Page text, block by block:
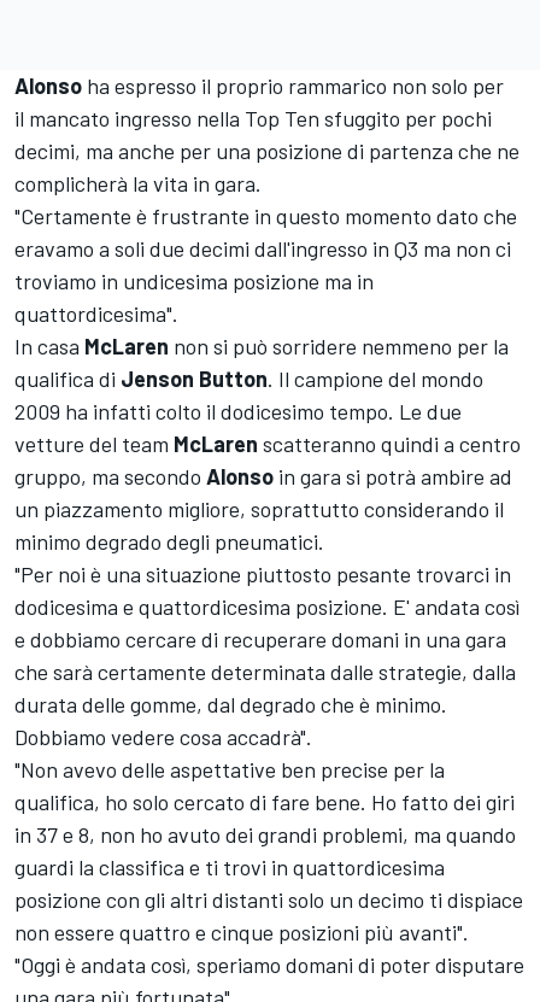
Alonso ha espresso il proprio rammarico non solo per
il mancato ingresso nella Top Ten sfuggito per pochi
decimi, ma anche per una posizione di partenza che ne
complicherà la vita in gara.
"Certamente è frustrante in questo momento dato che
eravamo a soli due decimi dall'ingresso in Q3 ma non ci
troviamo in undicesima posizione ma in
quattordicesima".
In casa McLaren non si può sorridere nemmeno per la
qualifica di Jenson Button. Il campione del mondo
2009 ha infatti colto il dodicesimo tempo. Le due
vetture del team McLaren scatteranno quindi a centro
gruppo, ma secondo Alonso in gara si potrà ambire ad
un piazzamento migliore, soprattutto considerando il
minimo degrado degli pneumatici.
"Per noi è una situazione piuttosto pesante trovarci in
dodicesima e quattordicesima posizione. E' andata così
e dobbiamo cercare di recuperare domani in una gara
che sarà certamente determinata dalle strategie, dalla
durata delle gomme, dal degrado che è minimo.
Dobbiamo vedere cosa accadrà".
"Non avevo delle aspettative ben precise per la
qualifica, ho solo cercato di fare bene. Ho fatto dei giri
in 37 e 8, non ho avuto dei grandi problemi, ma quando
guardi la classifica e ti trovi in quattordicesima
posizione con gli altri distanti solo un decimo ti dispiace
non essere quattro e cinque posizioni più avanti".
"Oggi è andata così, speriamo domani di poter disputare